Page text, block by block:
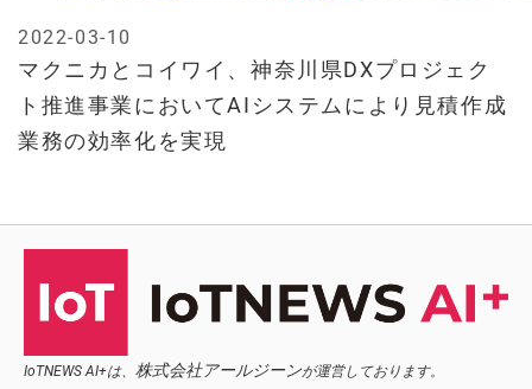
マクニカとコイワイ、神奈川県DXプロジェク
ト推進事業においてAIシステムにより見積作成
業務の効率化を実現
2022-03-10
IoTNEWS AI+は、 株式会社アールジーンが運営しております。